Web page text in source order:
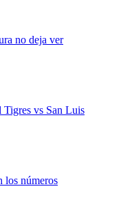
no deja ver
Tigres vs San Luis
los números